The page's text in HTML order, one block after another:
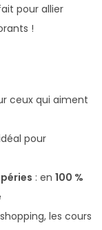
pour allier
!
ceux qui aiment
pour
: en 100 %
les cours